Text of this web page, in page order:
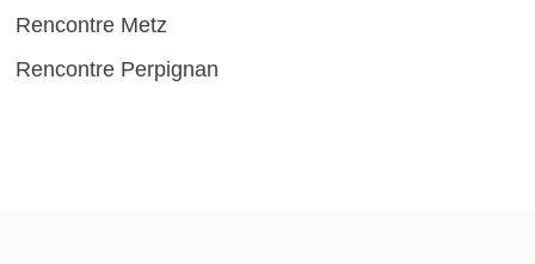
Rencontre Metz
Rencontre Perpignan